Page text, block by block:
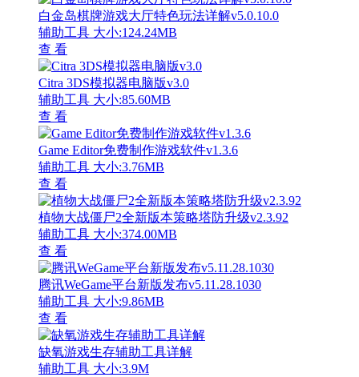
白金岛棋牌游戏大厅特色玩法详解v5.0.10.0
辅助工具 大小:124.24MB
查 看
Citra 3DS模拟器电脑版v3.0
辅助工具 大小:85.60MB
查 看
Game Editor免费制作游戏软件v1.3.6
辅助工具 大小:3.76MB
查 看
植物大战僵尸2全新版本策略塔防升级v2.3.92
辅助工具 大小:374.00MB
查 看
腾讯WeGame平台新版发布v5.11.28.1030
辅助工具 大小:9.86MB
查 看
缺氧游戏生存辅助工具详解
辅助工具 大小:3.9M